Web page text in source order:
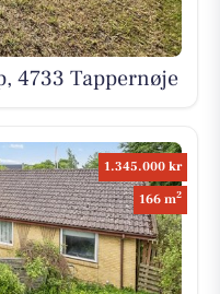
4733 Tappernøje
1.345.000 kr
166 m2